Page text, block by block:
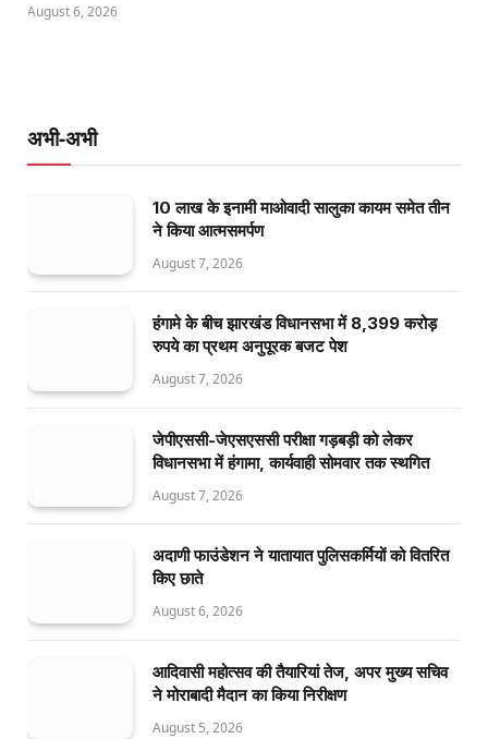
August 6, 2026
अभी-अभी
10 लाख के इनामी माओवादी सालुका कायम समेत तीन
ने किया आत्मसमर्पण
August 7, 2026
हंगामे के बीच झारखंड विधानसभा में 8,399 करोड़
रुपये का प्रथम अनुपूरक बजट पेश
August 7, 2026
जेपीएससी-जेएसएससी परीक्षा गड़बड़ी को लेकर
विधानसभा में हंगामा, कार्यवाही सोमवार तक स्थगित
August 7, 2026
अदाणी फाउंडेशन ने यातायात पुलिसकर्मियों को वितरित
किए छाते
August 6, 2026
आदिवासी महोत्सव की तैयारियां तेज, अपर मुख्य सचिव
ने मोराबादी मैदान का किया निरीक्षण
August 5, 2026